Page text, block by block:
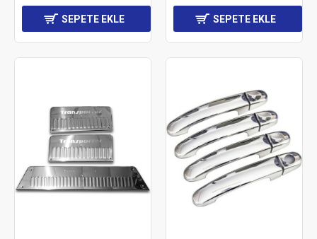
SEPETE EKLE SEPETE EKLE